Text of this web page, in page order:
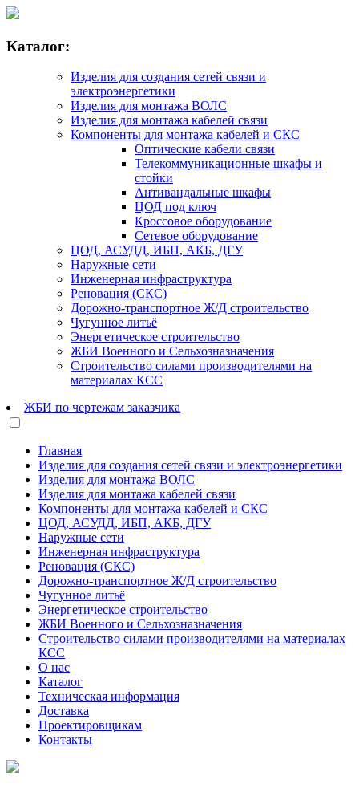
Каталог:
Изделия для создания сетей связи и
электроэнергетики
Изделия для монтажа ВОЛС
Изделия для монтажа кабелей связи
Компоненты для монтажа кабелей и СКС
Оптические кабели связи
Телекоммуникационные шкафы и
стойки
Антивандальные шкафы
ЦОД под ключ
Кроссовое оборудование
Сетевое оборудование
ЦОД, АСУДД, ИБП, АКБ, ДГУ
Наружные сети
Инженерная инфраструктура
Реновация (СКС)
Дорожно-транспортное Ж/Д строительство
Чугунное литьё
Энергетическое строительство
ЖБИ Военного и Сельхозназначения
Строительство силами производителями на
материалах КСС
ЖБИ по чертежам заказчика
Главная
Изделия для создания сетей связи и электроэнергетики
Изделия для монтажа ВОЛС
Изделия для монтажа кабелей связи
Компоненты для монтажа кабелей и СКС
ЦОД, АСУДД, ИБП, АКБ, ДГУ
Наружные сети
Инженерная инфраструктура
Реновация (СКС)
Дорожно-транспортное Ж/Д строительство
Чугунное литьё
Энергетическое строительство
ЖБИ Военного и Сельхозназначения
Строительство силами производителями на материалах
КСС
О нас
Каталог
Техническая информация
Доставка
Проектировщикам
Контакты